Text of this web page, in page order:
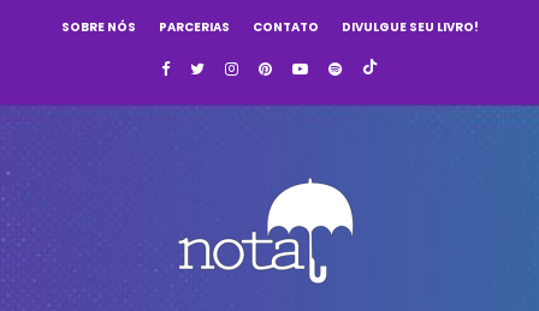
SOBRE NÓS PARCERIAS CONTATO DIVULGUE SEU LIVRO!